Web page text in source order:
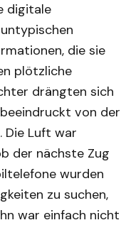
digitale
die sie
plötzliche
drängten sich
von der
Die Luft war
der nächste Zug
wurden
zu suchen,
war einfach nicht